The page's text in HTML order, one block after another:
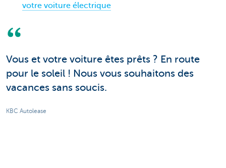
votre voiture électrique
Vous et votre voiture êtes prêts ? En route
pour le soleil ! Nous vous souhaitons des
vacances sans soucis.
KBC Autolease